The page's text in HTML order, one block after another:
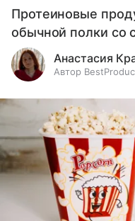
Протеиновые
обычной полки со
Анастасия
Автор